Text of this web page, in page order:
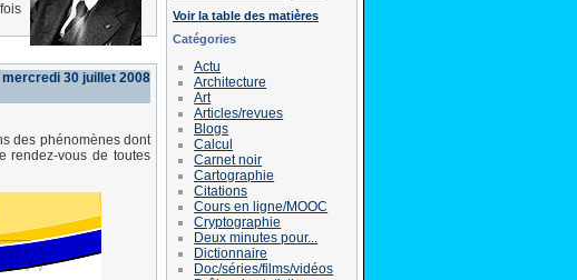
mercredi 30 juillet 2008
des phénomènes dont
rendez-vous de toutes
Voir la table des matières
Catégories
Actu
Architecture
Art
Articles/revues
Blogs
Calcul
Carnet noir
Cartographie
Citations
Cours en ligne/MOOC
Cryptographie
Deux minutes pour...
Dictionnaire
Doc/séries/films/vidéos